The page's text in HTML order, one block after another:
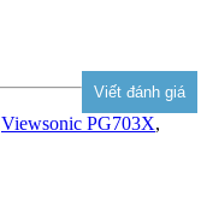
Viewsonic PG703X,